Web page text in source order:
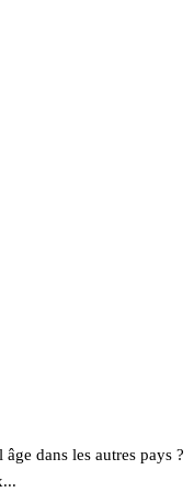
dans les autres pays ?